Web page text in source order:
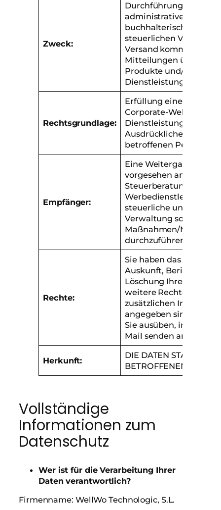
Zweck:
Durchführung der
administrativen,
buchhalterischen und
steuerlichen
Versand kommerzieller
Mitteilungen über
Produkte und/oder
Dienstleistungen
Rechtsgrundlage:
Erfüllung eines
Corporate-Wellness-
Dienstleistungen /
Ausdrückliche
betroffenen Person
Empfänger:
Eine Weitergabe der
vorgesehen an:
Steuerberatungen oder
Werbedienstleister,
steuerliche und
Verwaltung sowie
Maßnahmen/
durchzuführen.
Rechte:
Sie haben das Recht
Auskunft,
Löschung Ihrer Daten
weitere Rechte, die in
zusätzlichen
angegeben sind. Diese
Sie ausüben, indem Sie
Mail senden an:
Herkunft:
DIE DATEN STAMMEN
BETROFFENEN
Vollständige
Informationen zum
Datenschutz
Wer ist für die Verarbeitung Ihrer
Daten verantwortlich?
Firmenname: WellWo Technologic, S.L.